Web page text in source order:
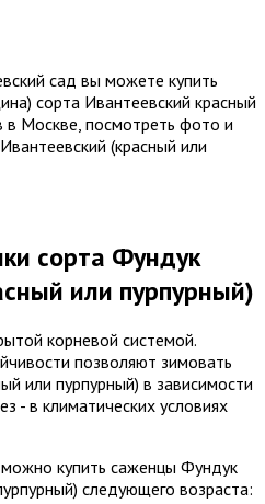
сад вы можете купить
сорта Ивантеевский красный
в Москве, посмотреть фото и
(красный или
сорта Фундук
или пурпурный)
корневой системой.
позволяют зимовать
или пурпурный) в зависимости
- в климатических условиях
купить саженцы Фундук
следующего возраста: